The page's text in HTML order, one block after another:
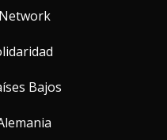
Bajos